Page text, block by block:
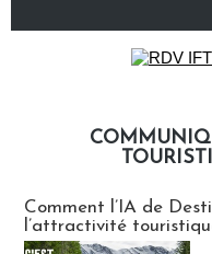
Comment l’IA de
l’attractivité